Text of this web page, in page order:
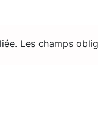
Les champs